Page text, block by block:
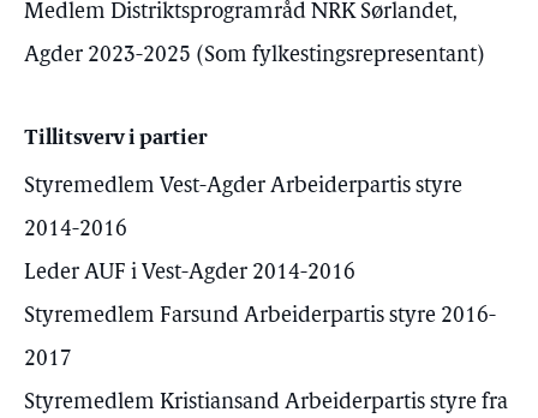
Medlem Distriktsprogramråd NRK Sørlandet,
Agder 2023-2025 (Som fylkestingsrepresentant)
Tillitsverv i partier
Styremedlem Vest-Agder Arbeiderpartis styre
2014-2016
Leder AUF i Vest-Agder 2014-2016
Styremedlem Farsund Arbeiderpartis styre 2016-
2017
Styremedlem Kristiansand Arbeiderpartis styre fra